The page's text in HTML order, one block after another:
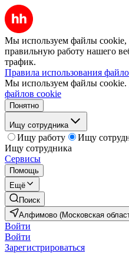
Мы используем файлы cookie,
правильную работу нашего
трафик.
Правила использования
Мы используем файлы cookie.
файлов cookie
Понятно
Ищу сотрудника
Ищу работу
Ищу
Ищу сотрудника
Сервисы
Помощь
Ещё
Поиск
Алфимово (Московская
Войти
Войти
Зарегистрироваться